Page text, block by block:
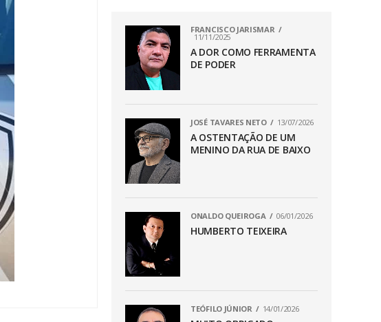
FRANCISCO JARISMAR
11/11/2025
A DOR COMO FERRAMENTA
DE PODER
JOSÉ TAVARES NETO 13/07/2026
A OSTENTAÇÃO DE UM
MENINO DA RUA DE BAIXO
ONALDO QUEIROGA 06/01/2026
HUMBERTO TEIXEIRA
TEÓFILO JÚNIOR 14/01/2026